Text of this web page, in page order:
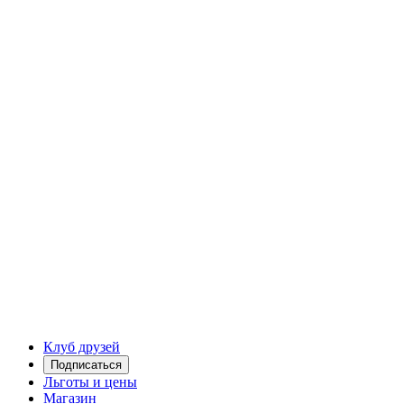
Клуб друзей
Подписаться
Льготы и цены
Магазин